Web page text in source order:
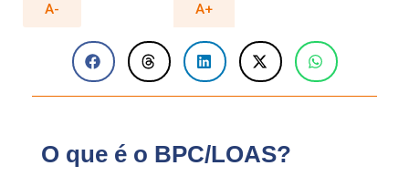
A- A+
O que é o BPC/LOAS?